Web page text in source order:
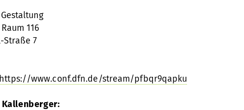
116
Straße 7
https://www.conf.dfn.de/stream/pfbqr9qapku